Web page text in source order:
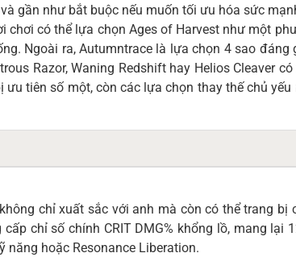
gần như bắt buộc nếu muốn tối ưu hóa sức
có thể lựa chọn Ages of Harvest như một
Ngoài ra, Autumntrace là lựa chọn 4 sao đáng
Razor, Waning Redshift hay Helios Cleaver
tiên số một, còn các lựa chọn thay thế chủ
chỉ xuất sắc với anh mà còn có thể trang
chỉ số chính CRIT DMG% khổng lồ, mang lại
năng hoặc Resonance Liberation.